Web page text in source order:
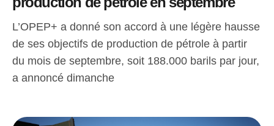
L’OPEP+ a donné son accord à une légère hausse
de ses objectifs de production de pétrole à partir
du mois de septembre, soit 188.000 barils par jour,
a annoncé dimanche